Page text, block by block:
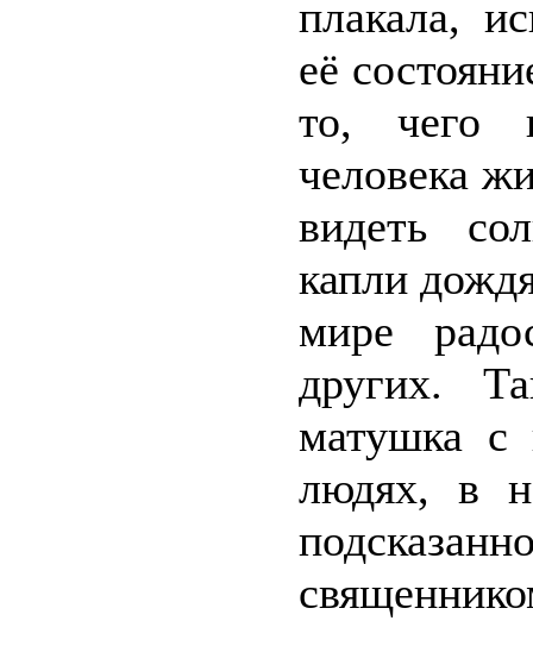
плакала,
её
то, чего
человека
видеть
капли
мире
других.
матушка с
людях, в